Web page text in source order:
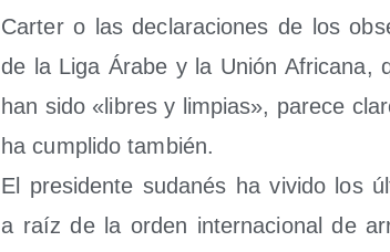
Car­ter o las decla­ra­cio­nes de los
de la Liga Ára­be y la Unión Afri­ca­na,
han sido «libres y lim­pias», pare­ce
ha cum­pli­do también.
El pre­si­den­te suda­nés ha vivi­do los
a raíz de la orden inter­na­cio­nal de